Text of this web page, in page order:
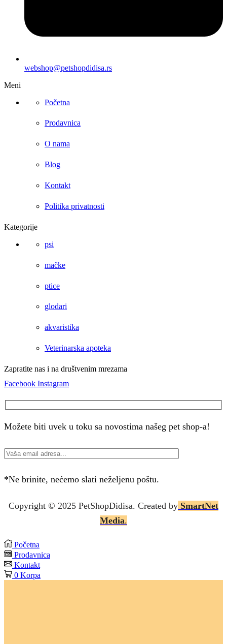
webshop@petshopdidisa.rs
Meni
Početna
Prodavnica
O nama
Blog
Kontakt
Politika privatnosti
Kategorije
psi
mačke
ptice
glodari
akvaristika
Veterinarska apoteka
Zapratite nas i na društvenim mrezama
Facebook Instagram
Možete biti uvek u toku sa novostima našeg pet shop-a!
*Ne brinite, nećemo slati neželjenu poštu.
Copyright © 2025 PetShopDidisa. Created by SmartNet
Media.
Početna
Prodavnica
Kontakt
0 Korpa